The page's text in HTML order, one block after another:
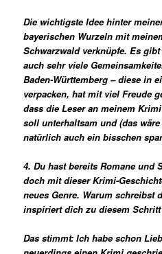
Die wichtigste Idee hinter
bayerischen Wurzeln mit
Schwarzwald verknüpfe. Es
auch sehr viele
Baden-Württemberg – diese in
verpacken, hat mit viel Freude
dass die Leser an meinem
soll unterhaltsam und (das
natürlich auch ein bisschen
4. Du hast bereits Romane und
doch mit dieser Krimi-
neues Genre. Warum schreibst
inspiriert dich zu diesem
Das stimmt: Ich habe schon